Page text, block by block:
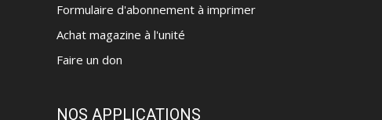
Formulaire d'abonnement à imprimer
Achat magazine à l'unité
Faire un don
NOS APPLICATIONS